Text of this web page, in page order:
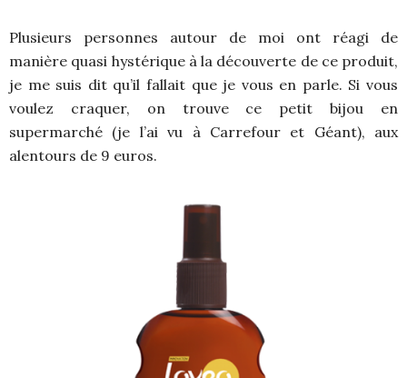
Plusieurs personnes autour de moi ont réagi de
manière quasi hystérique à la découverte de ce produit,
je me suis dit qu’il fallait que je vous en parle. Si vous
voulez craquer, on trouve ce petit bijou en
supermarché (je l’ai vu à Carrefour et Géant), aux
alentours de 9 euros.